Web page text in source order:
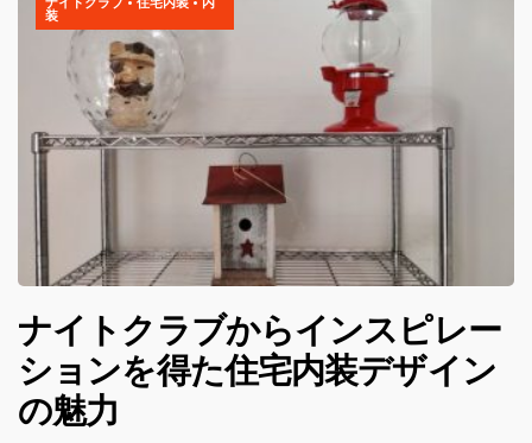
装
ナイトクラブからインスピレー
ションを得た住宅内装デザイン
の魅力